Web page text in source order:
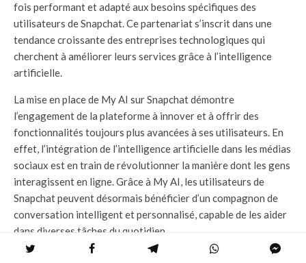
fois performant et adapté aux besoins spécifiques des
utilisateurs de Snapchat. Ce partenariat s’inscrit dans une
tendance croissante des entreprises technologiques qui
cherchent à améliorer leurs services grâce à l’intelligence
artificielle.
La mise en place de My AI sur Snapchat démontre
l’engagement de la plateforme à innover et à offrir des
fonctionnalités toujours plus avancées à ses utilisateurs. En
effet, l’intégration de l’intelligence artificielle dans les médias
sociaux est en train de révolutionner la manière dont les gens
interagissent en ligne. Grâce à My AI, les utilisateurs de
Snapchat peuvent désormais bénéficier d’un compagnon de
conversation intelligent et personnalisé, capable de les aider
dans diverses tâches du quotidien.